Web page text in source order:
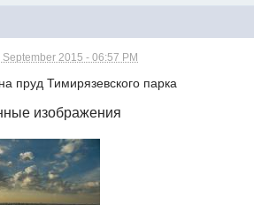
September 2015 - 06:57 PM
пруд Тимирязевского парка
изображения